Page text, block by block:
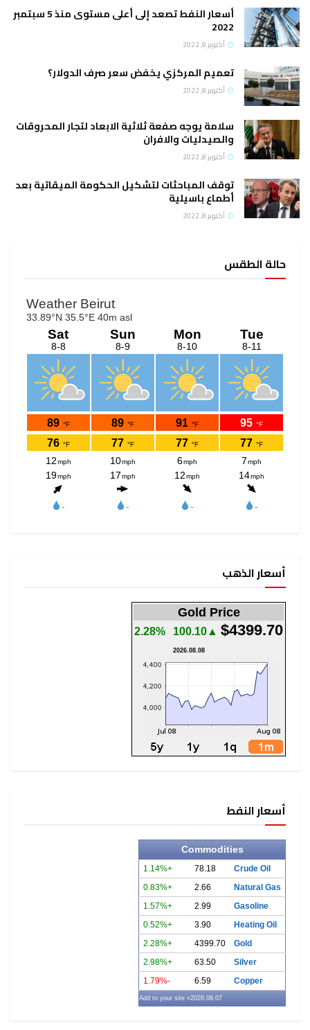
أسعار النفط تصعد إلى أعلى مستوى منذ 5 سبتمبر
2022
أكتوبر 8, 2022
تعميم المركزي يخفض سعر صرف الدولار؟
أكتوبر 8, 2022
سلامة يوجه صفعة ثلاثية الابعاد لتجار المحروقات
والصيدليات والافران
أكتوبر 8, 2022
توقف المباحثات لتشكيل الحكومة الميقاتية بعد
أطماع باسيلية
أكتوبر 8, 2022
حالة الطقس
أسعار الذهب
Gold Price
$4399.70
▲100.10
2.28%
2026.08.08
أسعار النفط
Commodities
Crude Oil
78.18
+1.14%
Natural Gas
2.66
+0.83%
Gasoline
2.99
+1.57%
Heating Oil
3.90
+0.52%
Gold
4399.70
+2.28%
Silver
63.50
+2.98%
Copper
6.59
-1.79%
2026.08.07
» Add to your site